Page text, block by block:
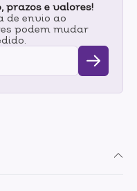
resistente à água e
até 8 horas de
uma proteção
macia, radiante e
prazos e valores!
de envio ao
podem mudar